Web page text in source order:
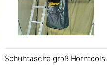
Schuhtasche groß Horntools